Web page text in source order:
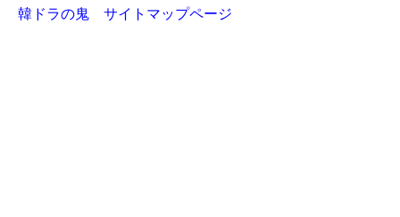
韓ドラの鬼 サイトマップページ